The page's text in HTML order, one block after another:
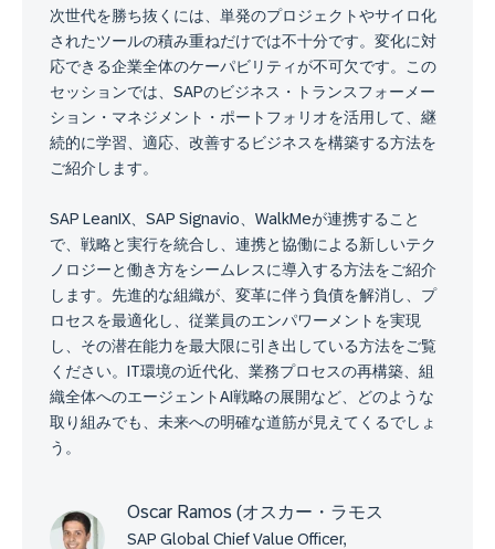
次世代を勝ち抜くには、単発のプロジェクトやサイロ化
されたツールの積み重ねだけでは不十分です。変化に対
応できる企業全体のケーパビリティが不可欠です。この
セッションでは、SAPのビジネス・トランスフォーメー
ション・マネジメント・ポートフォリオを活用して、継
続的に学習、適応、改善するビジネスを構築する方法を
ご紹介します。
SAP LeanIX、SAP Signavio、WalkMeが連携すること
で、戦略と実行を統合し、連携と協働による新しいテク
ノロジーと働き方をシームレスに導入する方法をご紹介
します。先進的な組織が、変革に伴う負債を解消し、プ
ロセスを最適化し、従業員のエンパワーメントを実現
し、その潜在能力を最大限に引き出している方法をご覧
ください。IT環境の近代化、業務プロセスの再構築、組
織全体へのエージェントAI戦略の展開など、どのような
取り組みでも、未来への明確な道筋が見えてくるでしょ
う。
Oscar Ramos (オスカー・ラモス
SAP Global Chief Value Officer,